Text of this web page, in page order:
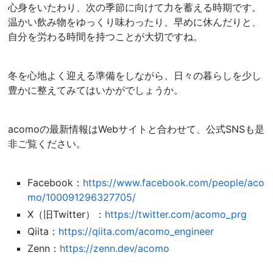
心身をいたわり、次の季節に向けて力を蓄える時期です。
温かい飲み物をゆっくり味わったり、早めに休んだりと、
自分を労わる時間を持つことが大切ですね。
冬を心地よく迎える準備をしながら、日々の暮らしを少し
豊かに整えてみてはいかがでしょうか。
acomoの最新情報はWebサイトと合わせて、公式SNSも是
非ご覧ください。
Facebook： https://www.facebook.com/people/aco
mo/100091296327705/
X（旧Twitter）： https://twitter.com/acomo_prg
Qiita： https://qiita.com/acomo_engineer
Zenn： https://zenn.dev/acomo